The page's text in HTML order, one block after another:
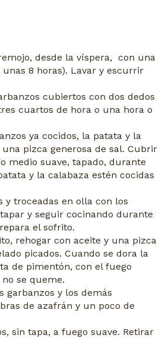
desde la víspera, con una
8 horas). Lavar y escurrir
cubiertos con dos dedos
cuartos de hora o una hora o
ya cocidos, la patata y la
pizca generosa de sal. Cubrir
medio suave, tapado, durante
y la calabaza estén cocidas
troceadas en olla con los
y seguir cocinando durante
el sofrito.
rehogar con aceite y una pizca
picados. Cuando se dora la
de pimentón, con el fuego
se queme.
garbanzos y los demás
de azafrán y un poco de
sin tapa, a fuego suave. Retirar